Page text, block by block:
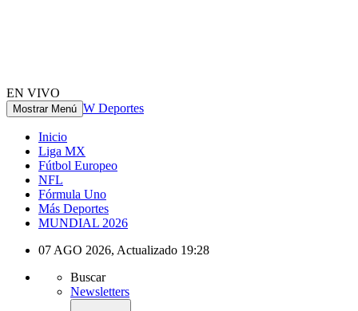
EN VIVO
Mostrar Menú W Deportes
Inicio
Liga MX
Fútbol Europeo
NFL
Fórmula Uno
Más Deportes
MUNDIAL 2026
07 AGO 2026, Actualizado 19:28
Buscar
Newsletters